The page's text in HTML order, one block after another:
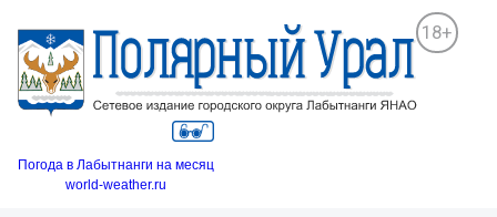
18+
Погода в Лабытнанги на месяц
world-weather.ru